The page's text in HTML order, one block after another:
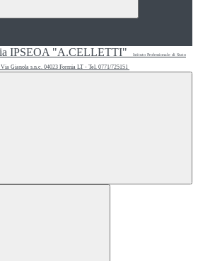
IPSEOA "A.CELLETTI" Istituto Professionale di Stato
Via Gianola s.n.c. 04023 Formia LT - Tel. 0771/725151